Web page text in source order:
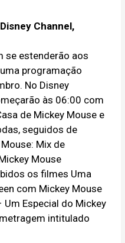
Channel,
se estenderão aos
programação
No Disney
às 06:00 com
de Mickey Mouse e
seguidos de
Mix de
Mouse
os filmes Uma
com Mickey Mouse
Um Especial do Mickey
intitulado